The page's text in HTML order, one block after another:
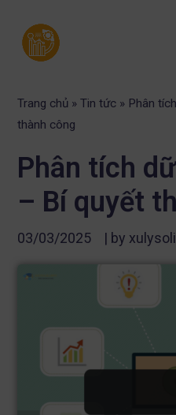
Trang chủ »Tin tức » Phân
thành công
Phân tích
– Bí quyết
03/03/2025 | by